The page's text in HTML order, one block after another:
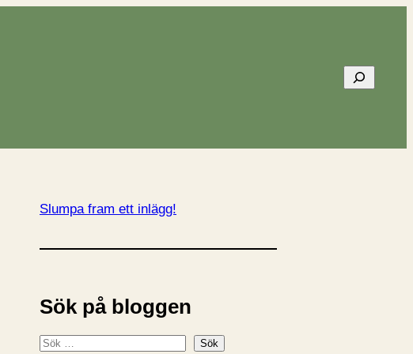
Sök
Slumpa fram ett inlägg!
Sök på bloggen
S
Sök